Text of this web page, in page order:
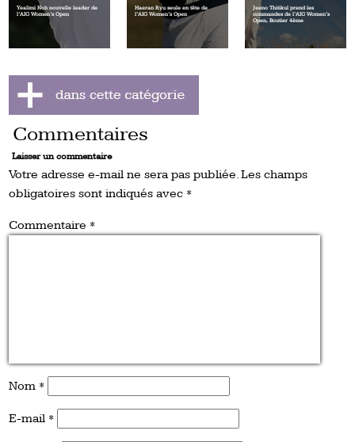
Yealimi Noh nouvelle leader de
l’AIG Women’s Open
Haeran Ryu seule en tête de
l’AIG Women’s Open
Jeeno Thitikul prend les
commandes de l’AIG Women’s
Open, Boutier 4ème
Commentaires
Laisser un commentaire
Votre adresse e-mail ne sera pas publiée.Les champs
obligatoires sont indiqués avec *
Commentaire *
Nom *
E-mail *